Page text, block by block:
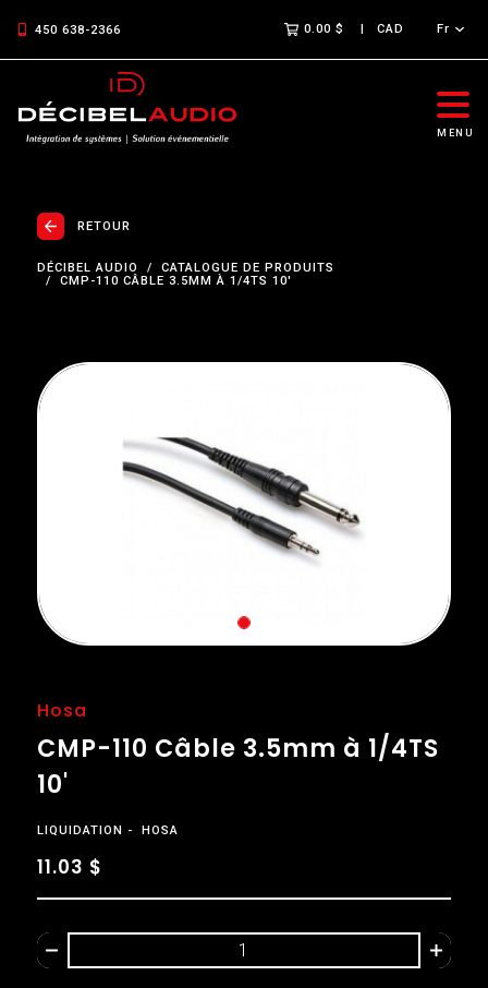
450 638-2366 0.00 $ CAD Fr
MENU
RETOUR
DÉCIBEL AUDIO
CATALOGUE DE PRODUITS
CMP-110 CÂBLE 3.5MM À 1/4TS 10'
Hosa
CMP-110 Câble 3.5mm à 1/4TS
10'
LIQUIDATION HOSA
11.03 $